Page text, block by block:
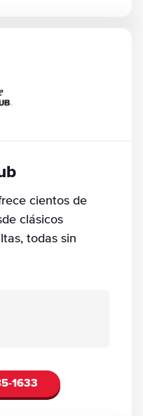
cientos de
clásicos
todas sin
1633